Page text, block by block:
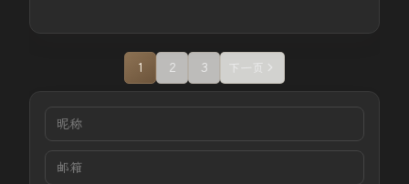
1 2 3 下一页